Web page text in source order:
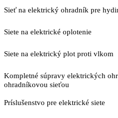
Sieť na elektrický ohradník pre
Siete na elektrické oplotenie
Siete na elektrický plot proti vlkom
Kompletné súpravy elektrických
ohradníkovou sieťou
Príslušenstvo pre elektrické siete